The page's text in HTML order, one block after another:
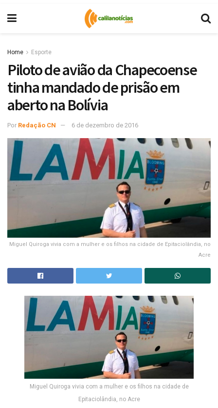
Home Esporte
Piloto de avião da Chapecoense
tinha mandado de prisão em
aberto na Bolívia
Por Redação CN 6 de dezembro de 2016
Miguel Quiroga vivia com a mulher e os filhos na cidade de Epitaciolândia, no
Acre
Miguel Quiroga vivia com a mulher e os filhos na cidade de
Epitaciolândia, no Acre